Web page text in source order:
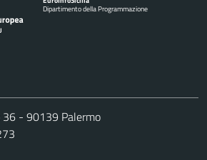
Dipartimento della Programmazione
36 - 90139 Palermo